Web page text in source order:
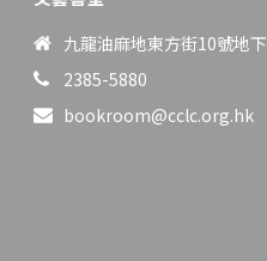
九龍油麻地東方街10號地下
2385-5880
bookroom@cclc.org.hk